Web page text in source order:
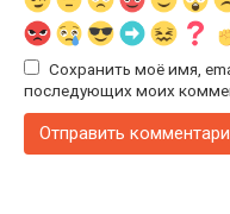
Сохранить моё имя,
последующих моих